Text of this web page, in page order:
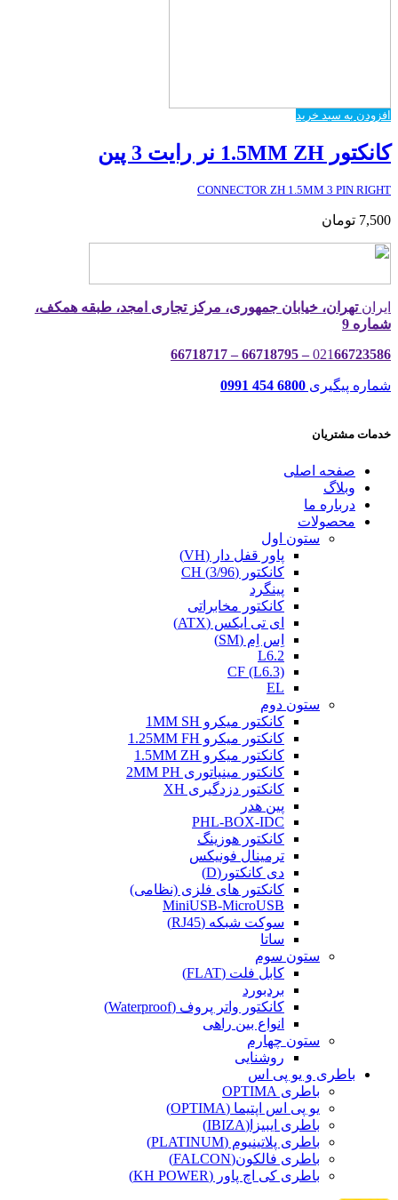
افزودن به سبد خرید
کانکتور 1.5MM ZH نر رایت 3 پین
CONNECTOR ZH 1.5MM 3 PIN RIGHT
7,500 تومان
ایرانتهران، خیابان جمهوری، مرکز تجاری امجد، طبقه همکف،
شماره 9
02166723586 – 66718795 – 66718717
شماره پیگیری 6800 454 0991
خدمات مشتریان
صفحه اصلی
وبلاگ
درباره ما
محصولات
ستون اول
پاور قفل دار (VH)
کانکتور (3/96) CH
پینگرد
کانکتور مخابراتی
ای تی ایکس (ATX)
اِس اِم (SM)
L6.2
CF (L6.3)
EL
ستون دوم
کانکتور میکرو 1MM SH
کانکتور میکرو 1.25MM FH
کانکتور میکرو 1.5MM ZH
کانکتور مینیاتوری 2MM PH
کانکتور دزدگیری XH
پین هدر
PHL-BOX-IDC
کانکتور هوزینگ
ترمینال فونیکس
دی کانکتور(D)
کانکتور های فلزی (نظامی)
MiniUSB-MicroUSB
سوکت شبکه (RJ45)
ساتا
ستون سوم
کابل فلت (FLAT)
بردبورد
کانکتور واتر پروف (Waterproof)
انواع بین راهی
ستون چهارم
روشنایی
باطری و یو پی اس
باطری OPTIMA
یو پی اس اپتیما (OPTIMA)
باطری ایبیزا(IBIZA)
باطری پلاتینیوم (PLATINUM)
باطری فالکون(FALCON)
باطری کی اچ پاور (KH POWER)